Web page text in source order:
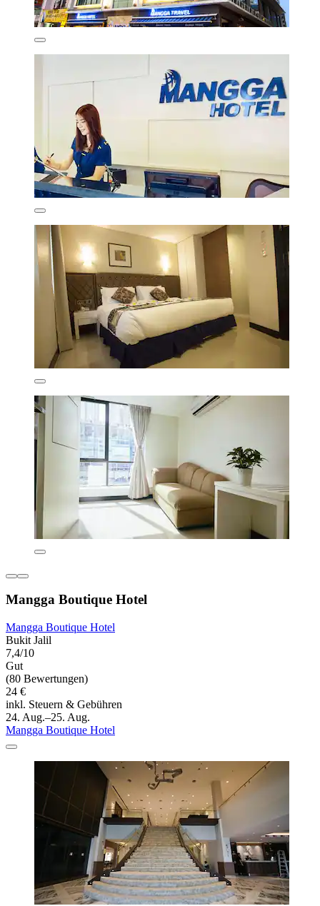
Mangga Boutique Hotel
Mangga Boutique Hotel
Bukit Jalil
7,4/10
Gut
(80 Bewertungen)
24 €
inkl. Steuern & Gebühren
24. Aug.–25. Aug.
Mangga Boutique Hotel